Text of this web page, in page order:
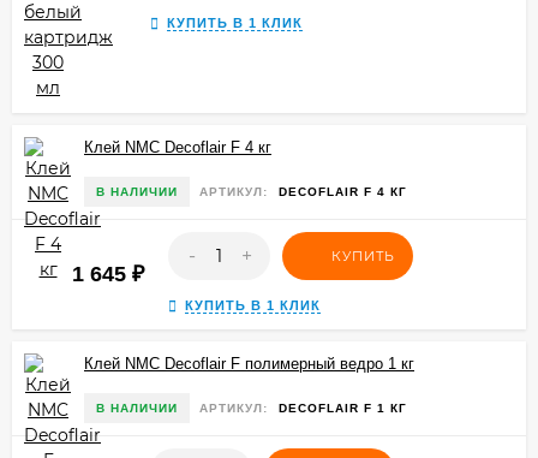
КУПИТЬ В 1 КЛИК
Клей NMC Decoflair F 4 кг
В НАЛИЧИИ АРТИКУЛ: DECOFLAIR F 4 КГ
1 645 ₽
- + КУПИТЬ
КУПИТЬ В 1 КЛИК
Клей NMC Decoflair F полимерный ведро 1 кг
В НАЛИЧИИ АРТИКУЛ: DECOFLAIR F 1 КГ